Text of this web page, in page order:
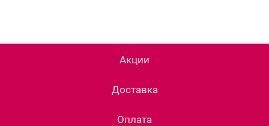
Акции
Доставка
Оплата